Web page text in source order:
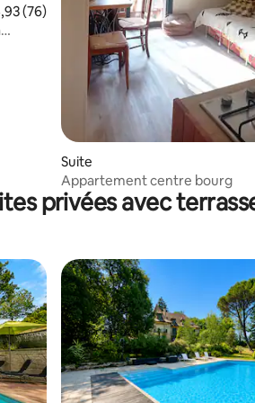
moyenne sur la base de 76
(76)
Suite
Appartement centre bourg
privées avec
appréciés